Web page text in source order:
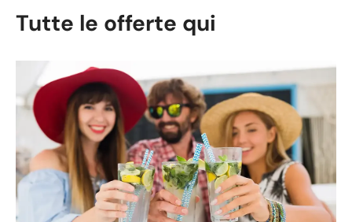
Tutte le offerte qui